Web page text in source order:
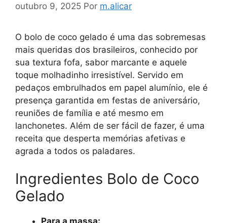
outubro 9, 2025 Por m.alicar
O bolo de coco gelado é uma das sobremesas
mais queridas dos brasileiros, conhecido por
sua textura fofa, sabor marcante e aquele
toque molhadinho irresistível. Servido em
pedaços embrulhados em papel alumínio, ele é
presença garantida em festas de aniversário,
reuniões de família e até mesmo em
lanchonetes. Além de ser fácil de fazer, é uma
receita que desperta memórias afetivas e
agrada a todos os paladares.
Ingredientes Bolo de Coco
Gelado